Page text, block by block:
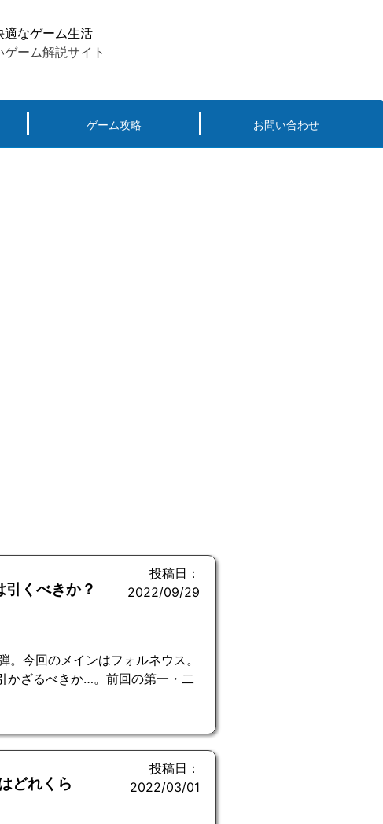
適なゲーム生活
ーム解説サイト
ゲーム攻略 お問い合わせ
くべきか？
投稿日：
2022/09/29
今回のメインはフォルネウス。
かざるべきか…。前回の第一・二
どれくら
投稿日：
2022/03/01